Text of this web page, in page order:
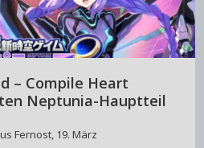
– Compile Heart
Neptunia-Hauptteil
Fernost, 19. März